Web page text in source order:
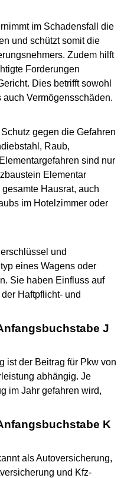
im Schadensfall die
und schützt somit die
Zudem hilft
Forderungen
Dies betrifft sowohl
Vermögensschäden.
gegen die Gefahren
Raub,
sind nur
Elementar
Hausrat, auch
im Hotelzimmer oder
und
eines Wagens oder
Sie haben Einfluss auf
Haftpflicht- und
J
ist der Beitrag für Pkw von
abhängig. Je
im Jahr gefahren wird,
K
als Autoversicherung,
und Kfz-